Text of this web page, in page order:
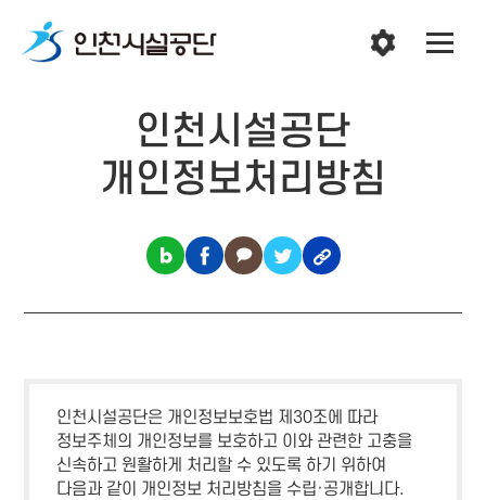
인천시설공단
개인정보처리방침
인천시설공단은 개인정보보호법 제30조에 따라
정보주체의 개인정보를 보호하고 이와 관련한 고충을
신속하고 원활하게 처리할 수 있도록 하기 위하여
다음과 같이 개인정보 처리방침을 수립·공개합니다.